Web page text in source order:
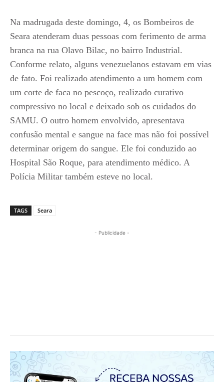
Na madrugada deste domingo, 4, os Bombeiros de
Seara atenderam duas pessoas com ferimento de arma
branca na rua Olavo Bilac, no bairro Industrial.
Conforme relato, alguns venezuelanos estavam em vias
de fato. Foi realizado atendimento a um homem com
um corte de faca no pescoço, realizado curativo
compressivo no local e deixado sob os cuidados do
SAMU. O outro homem envolvido, apresentava
confusão mental e sangue na face mas não foi possível
determinar origem do sangue. Ele foi conduzido ao
Hospital São Roque, para atendimento médico. A
Polícia Militar também esteve no local.
TAGS Seara
- Publicidade -